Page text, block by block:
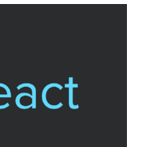
ir iespēja iegūt